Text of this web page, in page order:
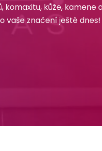
kůže, kamene
vaše značení ještě dnes!